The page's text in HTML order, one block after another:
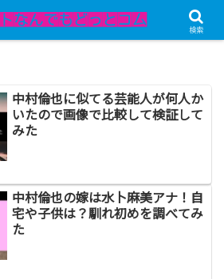
中村倫也に似てる芸能人が何人か
いたので画像で比較して検証して
みた
中村倫也の嫁は水卜麻美アナ！自
宅や子供は？馴れ初めを調べてみ
た
検索